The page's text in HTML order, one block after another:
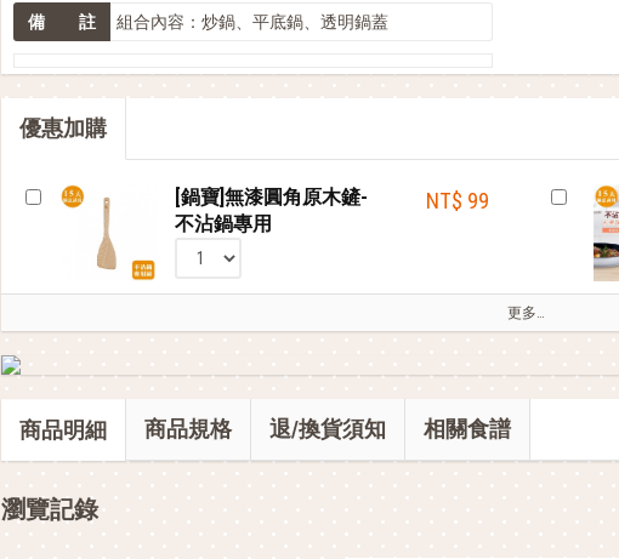
鍋寶商品安心保證❤️
備 註 組合內容：炒鍋、平底鍋、透明鍋蓋
優惠加購
[鍋寶]無漆圓角原木鏟-
不沾鍋專用
NT$ 99
更多…
商品明細 商品規格 退/換貨須知 相關食譜
瀏覽記錄